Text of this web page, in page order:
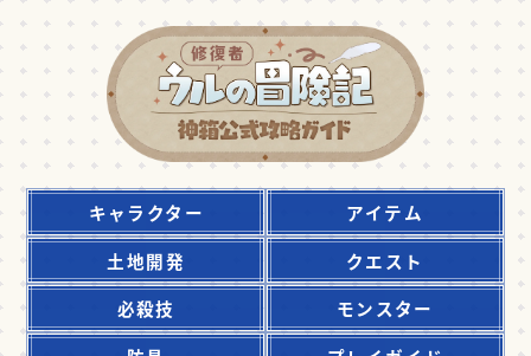
キャラクター
アイテム
土地開発
クエスト
必殺技
モンスター